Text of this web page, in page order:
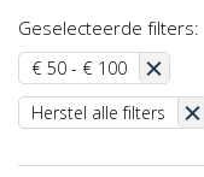
Geselecteerde filters:
€ 50 - € 100
Herstel alle filters